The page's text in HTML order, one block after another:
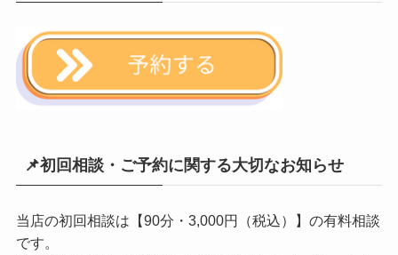
📌初回相談・ご予約に関する大切なお知らせ
当店の初回相談は【90分・3,000円（税込）】の有料相談
です。